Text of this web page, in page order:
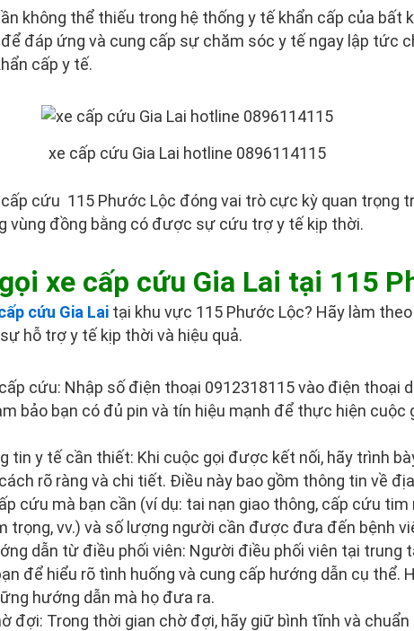
không thể thiếu trong hệ thống y tế khẩn cấp của bất
đáp ứng và cung cấp sự chăm sóc y tế ngay lập tức
cấp y tế.
xe cấp cứu Gia Lai hotline 0896114115
cấp cứu 115 Phước Lộc đóng vai trò cực kỳ quan trọng
vùng đồng bằng có được sự cứu trợ y tế kịp thời.
xe cấp cứu Gia Lai tại 115
cứu Gia Lai tại khu vực 115 Phước Lộc? Hãy làm
hỗ trợ y tế kịp thời và hiệu quả.
cứu: Nhập số điện thoại 0912318115 vào điện thoại
bảo bạn có đủ pin và tín hiệu mạnh để thực hiện cuộc
tin y tế cần thiết: Khi cuộc gọi được kết nối, hãy trình
rõ ràng và chi tiết. Điều này bao gồm thông tin về
cứu mà bạn cần (ví dụ: tai nạn giao thông, cấp cứu tim
trọng, vv.) và số lượng người cần được đưa đến bệnh
dẫn từ điều phối viên: Người điều phối viên tại trung
để hiểu rõ tình huống và cung cấp hướng dẫn cụ thể.
hướng dẫn mà họ đưa ra.
đợi: Trong thời gian chờ đợi, hãy giữ bình tĩnh và